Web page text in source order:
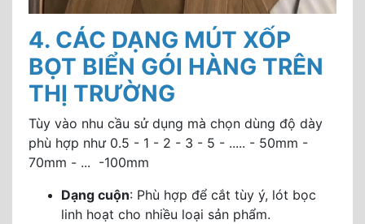
4. CÁC DẠNG MÚT XỐP
BỌT BIỂN GÓI HÀNG TRÊN
THỊ TRƯỜNG
Tùy vào nhu cầu sử dụng mà chọn dùng độ dày
phù hợp như 0.5 - 1 - 2 - 3 - 5 - ..... - 50mm -
70mm - ... -100mm
Dạng cuộn: Phù hợp để cắt tùy ý, lót bọc
linh hoạt cho nhiều loại sản phẩm.